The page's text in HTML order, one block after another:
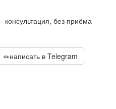
- консультация, без приёма
написать в Telegram